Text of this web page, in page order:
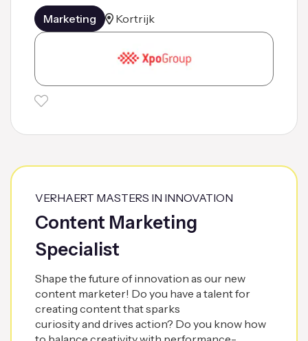
Marketing Kortrijk
VERHAERT MASTERS IN INNOVATION
Content Marketing
Specialist
Shape the future of innovation as our new
content marketer! Do you have a talent for
creating content that sparks
curiosity and drives action? Do you know how